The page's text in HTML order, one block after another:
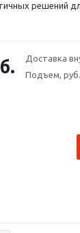
решений
в спальне.
Доставка
Подъем, руб.